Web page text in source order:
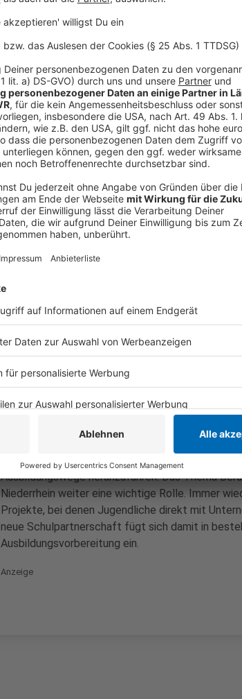
Anzeige
Die Siempelkamp Giesserei GmbH stellt im
Praktikumsplätze in mehreren
Gießereimechanikerinnen und
technische Modellbauerinnen und Modellbauer
Industriekaufleute. Gleichzeitig bekommt das
möglichen Nachwuchskräften in Kontakt zu
Zusammenarbeit eine Ergänzung ihrer
Interessen und Stärken besser einschätzen
„Unsere Schülerinnen und Schüler profitieren
Abläufe. Die Kooperation ermöglicht es ihnen,
eigene Interessen sowie Fähigkeiten noch
Schulleiterin Robert-Jungk-Gesamtschule.
Anzeige
IHK begleitet die Kooperation
Die IHK Mittlerer Niederrhein begleitet die neue
Unternehmen. Solche Kooperationen sollen
Ausbildungswege heranzuführen. Das Thema
Niederrhein weiter eine wichtige Rolle. Immer
Projekte, bei denen Jugendliche direkt mit
neue Schulpartnerschaft fügt sich damit in
Ausbildungsvorbereitung ein.
Anzeige